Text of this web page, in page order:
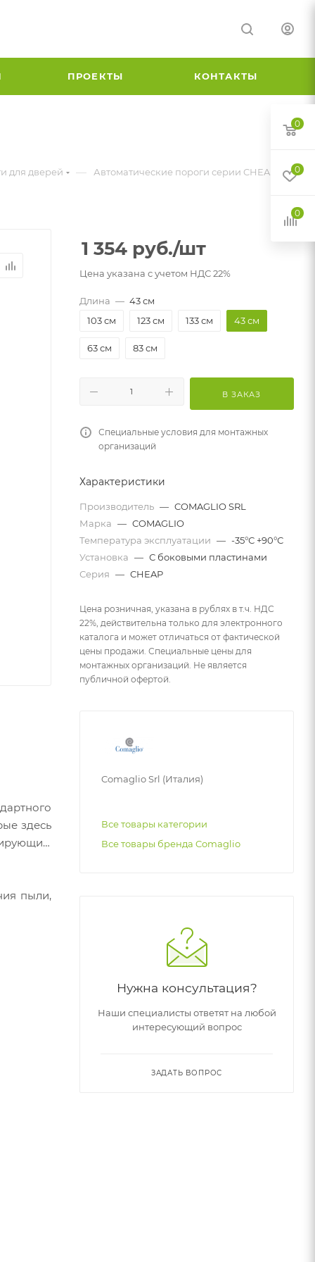
ПРОЕКТЫ КОНТАКТЫ
для дверей — Автоматические пороги серии CHEAP
здесь
пыли,
1 354 руб./шт
Цена указана с учетом НДС 22%
Длина — 43 см
103 см
123 см 133 см 43 см
63 см 83 см
В ЗАКАЗ
Специальные условия для монтажных
организаций
Характеристики
Производитель — COMAGLIO SRL
Марка — COMAGLIO
Температура эксплуатации — -35°С +90°С
Установка — С боковыми пластинами
Серия — CHEAP
Цена розничная, указана в рублях в т.ч. НДС
22%, действительна только для электронного
каталога и может отличаться от фактической
цены продажи. Специальные цены для
монтажных организаций. Не является
публичной офертой.
Comaglio Srl (Италия)
Все товары категории
Все товары бренда Comaglio
Нужна консультация?
Наши специалисты ответят на любой
интересующий вопрос
ЗАДАТЬ ВОПРОС
0
0
0